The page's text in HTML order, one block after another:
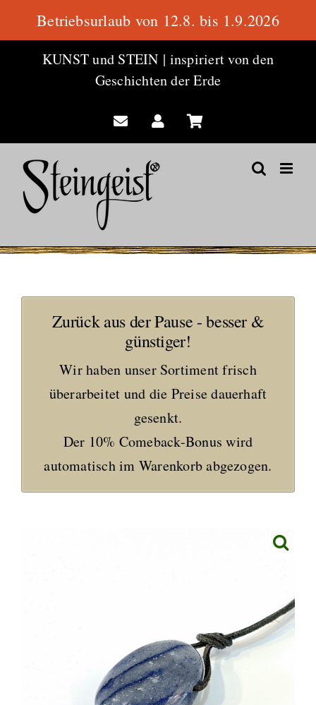
KUNST und STEIN | inspiriert von den
Geschichten der Erde
Zurück aus der Pause - besser &
günstiger!
Wir haben unser Sortiment frisch
überarbeitet und die Preise dauerhaft
gesenkt.
Der 10% Comeback-Bonus wird
automatisch im Warenkorb abgezogen.
Betriebsurlaub von 12.8. bis 1.9.2026